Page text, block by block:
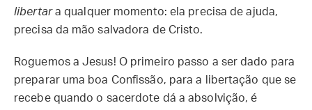
libertara qualquer momento: ela precisa de ajuda,
precisa da mão salvadora de Cristo.
Roguemos a Jesus! O primeiro passo a ser dado para
preparar uma boa Confissão, para a libertação que se
recebe quando o sacerdote dá a absolvição, é